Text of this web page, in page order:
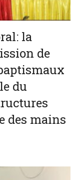
la
de
du
des mains